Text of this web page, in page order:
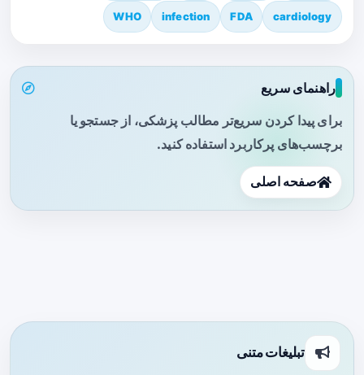
cardiology
FDA
infection
WHO
راهنمای سریع
برای پیدا کردن سریع‌تر مطالب پزشکی، از جستجو یا
برچسب‌های پرکاربرد استفاده کنید.
صفحه اصلی
تبلیغات متنی